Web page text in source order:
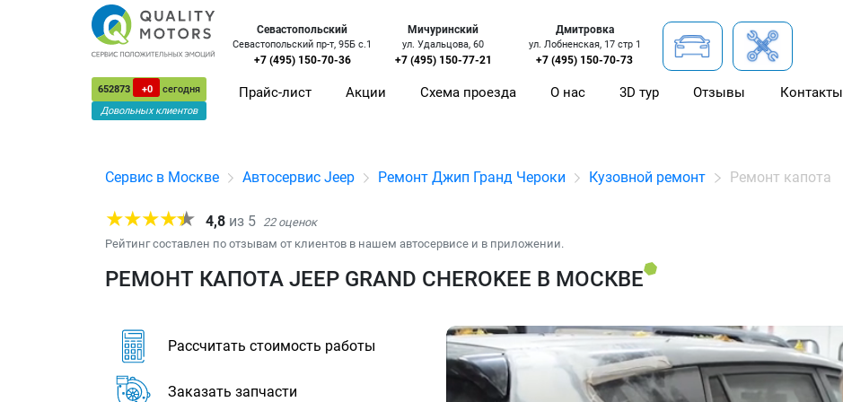
652873 +0
сегодня
Довольных клиентов
Севастопольский
Севастопольский пр-т, 95Б с.1
+7 (495) 150-70-36
Мичуринский
ул. Удальцова, 60
+7 (495) 150-77-21
Дмитровка
ул. Лобненская, 17 стр 1
+7 (495) 150-70-73
Прайс-лист Акции Схема проезда О нас 3D тур Отзывы Контакты
Сервис в Москве Автосервис Jeep Ремонт Джип Гранд Чероки Кузовной ремонт Ремонт капота
4,8 из 5 22оценок
Рейтинг составлен по отзывам от клиентов в нашем автосервисе и в приложении.
РЕМОНТ КАПОТА JEEP GRAND CHEROKEE В МОСКВЕ
Рассчитать стоимость работы
Заказать запчасти